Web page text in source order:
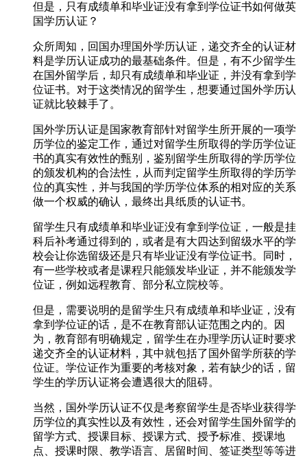
但是，只有成绩单和毕业证没有拿到学位证书如何做英
国学历认证？
众所周知，回国办理国外学历认证，递交齐全的认证材
料是学历认证成功的最基础条件。但是，有不少留学生
在国外留学后，却只有成绩单和毕业证，并没有拿到学
位证书。对于这类情况的留学生，想要通过国外学历认
证就比较棘手了。
国外学历认证是国家教育部针对留学生所开展的一项学
历学位的鉴定工作，通过对留学生所取得的学历学位证
书的真实有效性的甄别，鉴别留学生所取得的学历学位
的颁发机构的合法性，从而判定留学生所取得的学历学
位的真实性，并与我国的学历学位体系的相对应的关系
做一个权威的确认，最终出具纸质的认证书。
留学生只有成绩单和毕业证没有拿到学位证，一般是挂
科后补考通过得到的，或者是有大四达到留级水平的学
校会让你选留级还是只有毕业证没有学位证书。同时，
有一些学校或者是课程只能颁发毕业证，并不能颁发学
位证，例如远程教育、部分私立院校等。
但是，需要说明的是留学生只有成绩单和毕业证，没有
拿到学位证的话，是不在教育部认证范围之内的。因
为，教育部有明确规定，留学生在办理学历认证时要求
递交齐全的认证材料，其中就包括了国外留学所获的学
位证。学位证作为重要的考核对象，若有缺少的话，留
学生的学历认证将会遭遇很大的阻碍。
当然，国外学历认证不仅是考察留学生是否毕业获得学
历学位的真实性以及有效性，还会对留学生国外留学的
留学方式、授课目标、授课方式、授予标准、授课地
点、授课时限、教学语言、居留时间、签证类型等等进